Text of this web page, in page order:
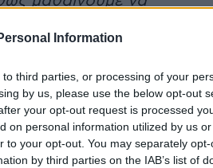
Information
third parties, or processing of your
by us, please use the below opt-out
your opt-out request is processed
on personal information utilized by us
to your opt-out. You may separately
by third parties on the IAB’s list of
εξομολογήθηκε
άλλη διάσταση:«Καθώς
ανυπόφορη αδικία του
τελικά δεν είναι.
με περισσότερες